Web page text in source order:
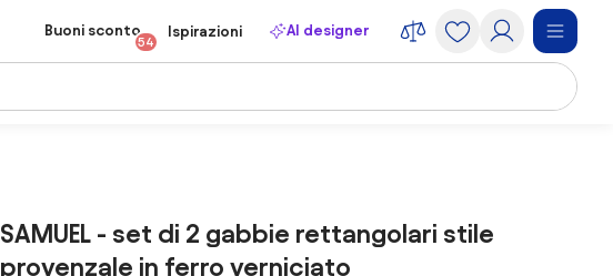
Buoni sconto
54
Ispirazioni AI designer
SAMUEL - set di 2 gabbie rettangolari stile
provenzale in ferro verniciato